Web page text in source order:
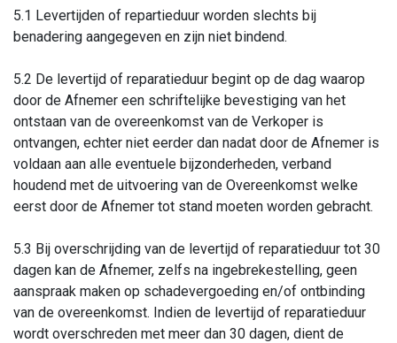
5.1 Levertijden of repartieduur worden slechts bij
benadering aangegeven en zijn niet bindend.
5.2 De levertijd of reparatieduur begint op de dag waarop
door de Afnemer een schriftelijke bevestiging van het
ontstaan van de overeenkomst van de Verkoper is
ontvangen, echter niet eerder dan nadat door de Afnemer is
voldaan aan alle eventuele bijzonderheden, verband
houdend met de uitvoering van de Overeenkomst welke
eerst door de Afnemer tot stand moeten worden gebracht.
5.3 Bij overschrijding van de levertijd of reparatieduur tot 30
dagen kan de Afnemer, zelfs na ingebrekestelling, geen
aanspraak maken op schadevergoeding en/of ontbinding
van de overeenkomst. Indien de levertijd of reparatieduur
wordt overschreden met meer dan 30 dagen, dient de